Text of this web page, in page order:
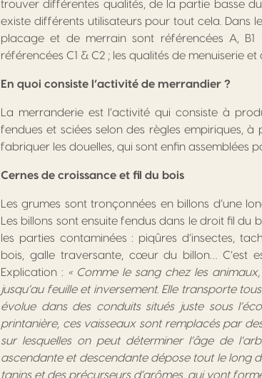
trouver différentes qualités, de la partie basse
existe différents utilisateurs pour tout cela. Dans
placage et de merrain sont référencées A,
référencées C1 & C2 ; les qualités de menuiserie
En quoi consiste l’activité de merrandier ?
La merranderie est l’activité qui consiste à
fendues et sciées selon des règles empiriques,
fabriquer les douelles, qui sont enfin assemblées
Cernes de croissance et fil du bois
Les grumes sont tronçonnées en billons d’une
Les billons sont ensuite fendus dans le droit fil du
les parties contaminées : piqûres d’insectes,
bois, galle traversante, cœur du billon… C’est
Explication : « Comme le sang chez les
jusqu’au feuille et inversement. Elle transporte
évolue dans des conduits situés juste sous
printanière, ces vaisseaux sont remplacés par
sur lesquelles on peut déterminer l’âge de
ascendante et descendante dépose tout le long
tanins et des précurseurs d’arômes, qui vont